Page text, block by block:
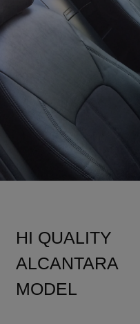
HI QUALITY
ALCANTARA
MODEL